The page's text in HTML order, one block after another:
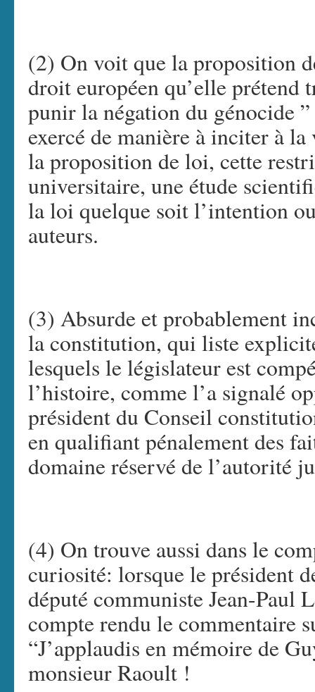
(2) On voit que la proposition
droit européen qu’elle prétend
punir la négation du génocide
exercé de manière à inciter à
la proposition de loi, cette
universitaire, une étude
la loi quelque soit l’intention
auteurs.
(3) Absurde et probablement
la constitution, qui liste
lesquels le législateur est
l’histoire, comme l’a signalé
président du Conseil
en qualifiant pénalement des
domaine réservé de l’autorité
(4) On trouve aussi dans le
curiosité: lorsque le président
député communiste Jean-Paul
compte rendu le commentaire
“J’applaudis en mémoire de
monsieur Raoult !